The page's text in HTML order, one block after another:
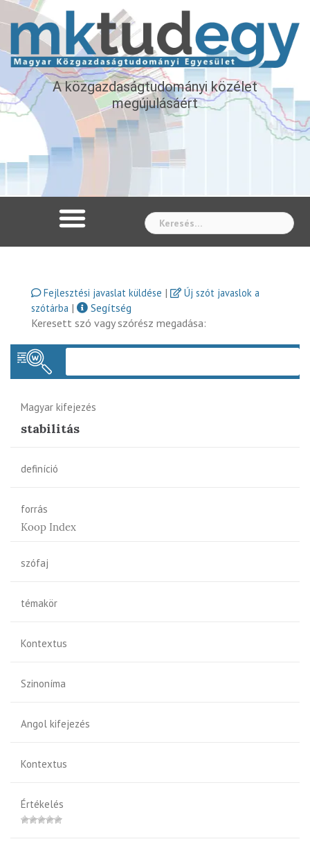
A közgazdaságtudományi közélet
megújulásáért
Fejlesztési javaslat küldése |
Új szót javaslok a
szótárba |
Segítség
Keresett szó vagy szórész megadása:
Magyar kifejezés
stabilitás
definíció
forrás
Koop Index
szófaj
témakör
Kontextus
Szinoníma
Angol kifejezés
Kontextus
Értékelés